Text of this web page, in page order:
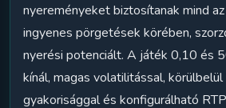
nyereményeket biztosítanak mind
ingyenes pörgetések körében,
nyerési potenciált. A játék 0,10 és
kínál, magas volatilitással,
gyakorisággal és konfigurálható